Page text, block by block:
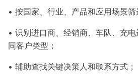
• 按国家、行业、产品和应用场景筛
• 识别进口商、经销商、车队、充
同客户类型；
• 辅助查找关键决策人和联系方式；